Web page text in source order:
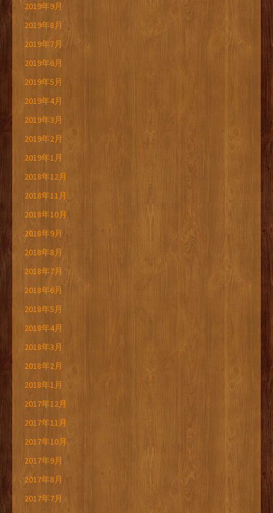
2019年9月
2019年8月
2019年7月
2019年6月
2019年5月
2019年4月
2019年3月
2019年2月
2019年1月
2018年12月
2018年11月
2018年10月
2018年9月
2018年8月
2018年7月
2018年6月
2018年5月
2018年4月
2018年3月
2018年2月
2018年1月
2017年12月
2017年11月
2017年10月
2017年9月
2017年8月
2017年7月